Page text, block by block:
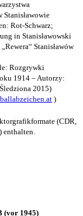
Stanisławowie
Rot-Schwarz;
in Stanisławowski
Stanisławów
Rozgrywki
1914 – Autorzy:
2015)
)
(CDR,
enthalten.
(vor 1945)